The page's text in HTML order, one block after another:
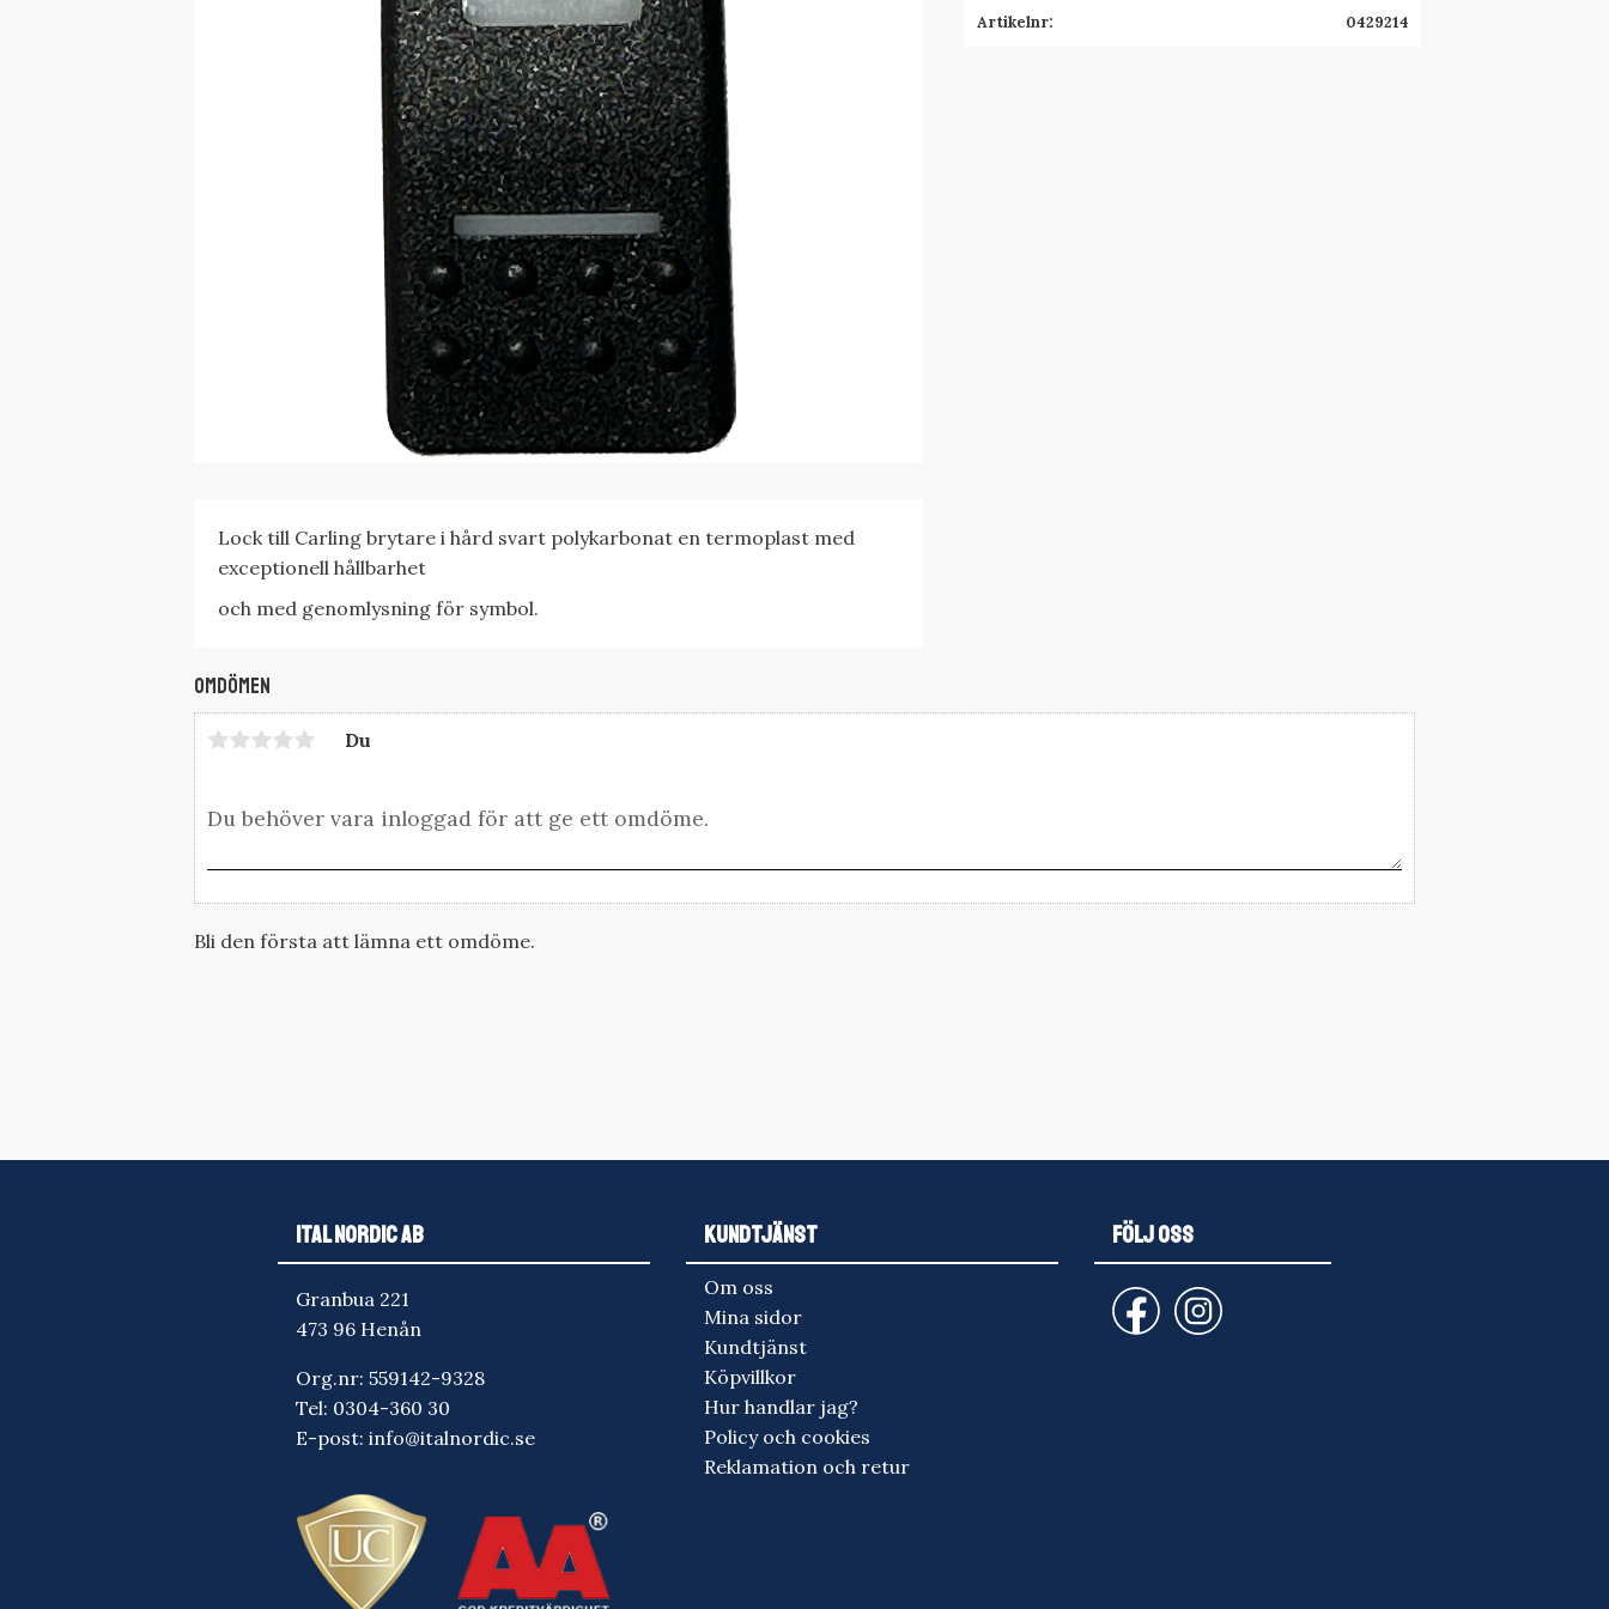
Artikelnr 0429214
Lock till Carling brytare i hård svart polykarbonat en termoplast med
exceptionell hållbarhet
och med genomlysning för symbol.
Omdömen
Du
Bli den första att lämna ett omdöme.
ITAL NORDIC AB
Granbua 221
473 96 Henån
Org.nr: 559142-9328
Tel: 0304-360 30
E-post:info@italnordic.se
KUNDTJÄNST
Om oss
Mina sidor
Kundtjänst
Köpvillkor
Hur handlar jag?
Policy och cookies
Reklamation och retur
FÖLJ OSS